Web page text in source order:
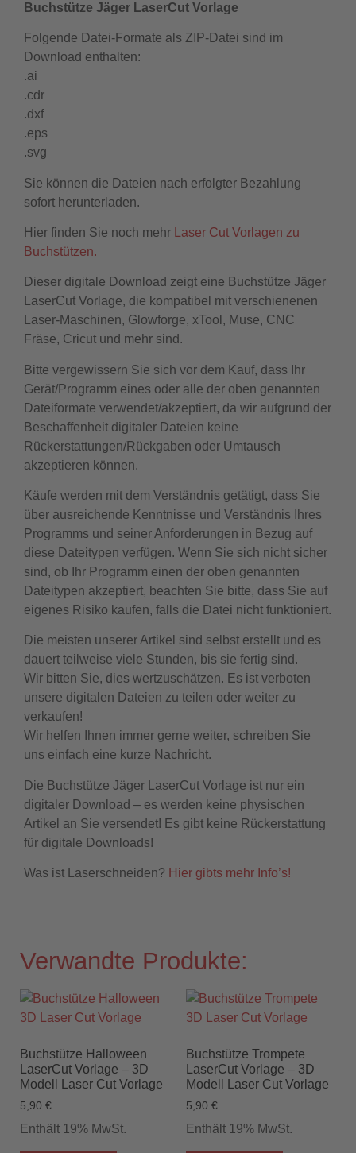
Buchstütze Jäger LaserCut Vorlage
Folgende Datei-Formate als ZIP-Datei sind im
Download enthalten:
.ai
.cdr
.dxf
.eps
.svg
Sie können die Dateien nach erfolgter Bezahlung
sofort herunterladen.
Hier finden Sie noch mehr
Laser Cut Vorlagen zu
Buchstützen.
Dieser digitale Download zeigt eine Buchstütze Jäger
LaserCut Vorlage, die kompatibel mit verschienenen
Laser-Maschinen, Glowforge, xTool, Muse, CNC
Fräse, Cricut und mehr sind.
Bitte vergewissern Sie sich vor dem Kauf, dass Ihr
Gerät/Programm eines oder alle der oben genannten
Dateiformate verwendet/akzeptiert, da wir aufgrund der
Beschaffenheit digitaler Dateien keine
Rückerstattungen/Rückgaben oder Umtausch
akzeptieren können.
Käufe werden mit dem Verständnis getätigt, dass Sie
über ausreichende Kenntnisse und Verständnis Ihres
Programms und seiner Anforderungen in Bezug auf
diese Dateitypen verfügen. Wenn Sie sich nicht sicher
sind, ob Ihr Programm einen der oben genannten
Dateitypen akzeptiert, beachten Sie bitte, dass Sie auf
eigenes Risiko kaufen, falls die Datei nicht funktioniert.
Die meisten unserer Artikel sind selbst erstellt und es
dauert teilweise viele Stunden, bis sie fertig sind.
Wir bitten Sie, dies wertzuschätzen. Es ist verboten
unsere digitalen Dateien zu teilen oder weiter zu
verkaufen!
Wir helfen Ihnen immer gerne weiter, schreiben Sie
uns einfach eine kurze Nachricht.
Die Buchstütze Jäger LaserCut Vorlage ist nur ein
digitaler Download – es werden keine physischen
Artikel an Sie versendet! Es gibt keine Rückerstattung
für digitale Downloads!
Was ist Laserschneiden? Hier gibts mehr Info’s!
Verwandte Produkte:
Buchstütze Halloween
LaserCut Vorlage – 3D
Modell Laser Cut Vorlage
5,90 €
Enthält 19% MwSt.
Buchstütze Trompete
LaserCut Vorlage – 3D
Modell Laser Cut Vorlage
5,90 €
Enthält 19% MwSt.